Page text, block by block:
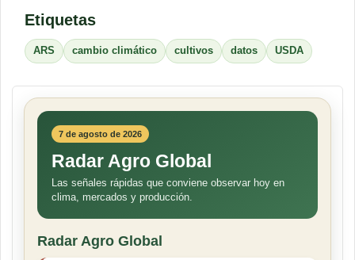
Etiquetas
ARS cambio climático cultivos datos USDA
7 de agosto de 2026
Radar Agro Global
Las señales rápidas que conviene observar hoy en
clima, mercados y producción.
Radar Agro Global